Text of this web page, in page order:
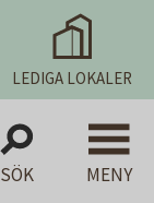
LEDIGA LOKALER
SÖK MENY